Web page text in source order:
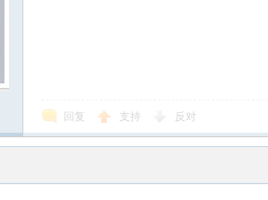
回复 支持 反对